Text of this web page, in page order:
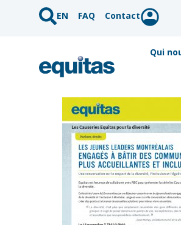
EN FAQ Contact
Qui